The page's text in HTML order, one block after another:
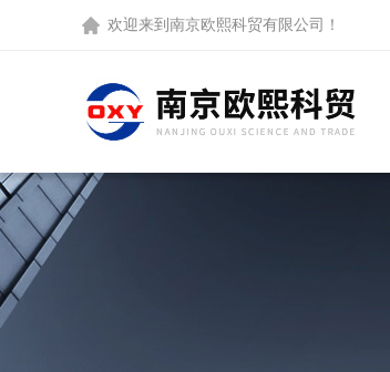
欢迎来到 南京欧熙科贸有限公司 ！